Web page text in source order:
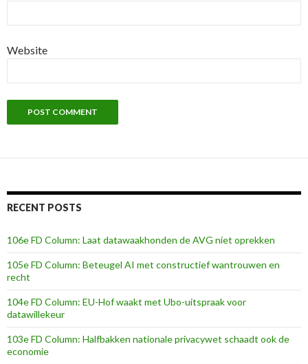
Website
RECENT POSTS
106e FD Column: Laat datawaakhonden de AVG niet oprekken
105e FD Column: Beteugel AI met constructief wantrouwen en
recht
104e FD Column: EU-Hof waakt met Ubo-uitspraak voor
datawillekeur
103e FD Column: Halfbakken nationale privacywet schaadt ook de
economie